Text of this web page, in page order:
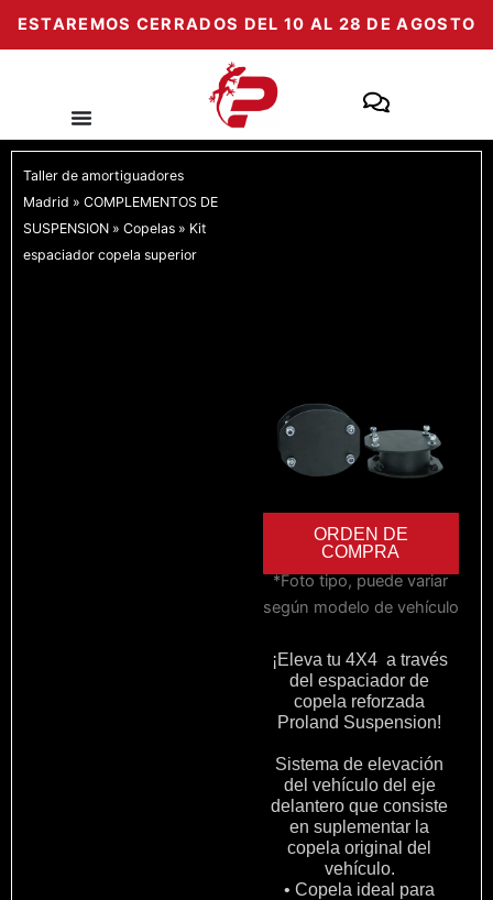
ESTAREMOS CERRADOS DEL 10 AL 28 DE AGOSTO
Taller de amortiguadores
Madrid » COMPLEMENTOS DE
SUSPENSION » Copelas » Kit
espaciador copela superior
ORDEN DE
COMPRA
*Foto tipo, puede variar
según modelo de vehículo
¡Eleva tu 4X4 a través
del espaciador de
copela reforzada
Proland Suspension!
Sistema de elevación
del vehículo del eje
delantero que consiste
en suplementar la
copela original del
vehículo.
• Copela ideal para